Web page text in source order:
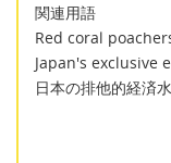
関連用語
Red coral
Japan's exclusive
日本の排他的経済